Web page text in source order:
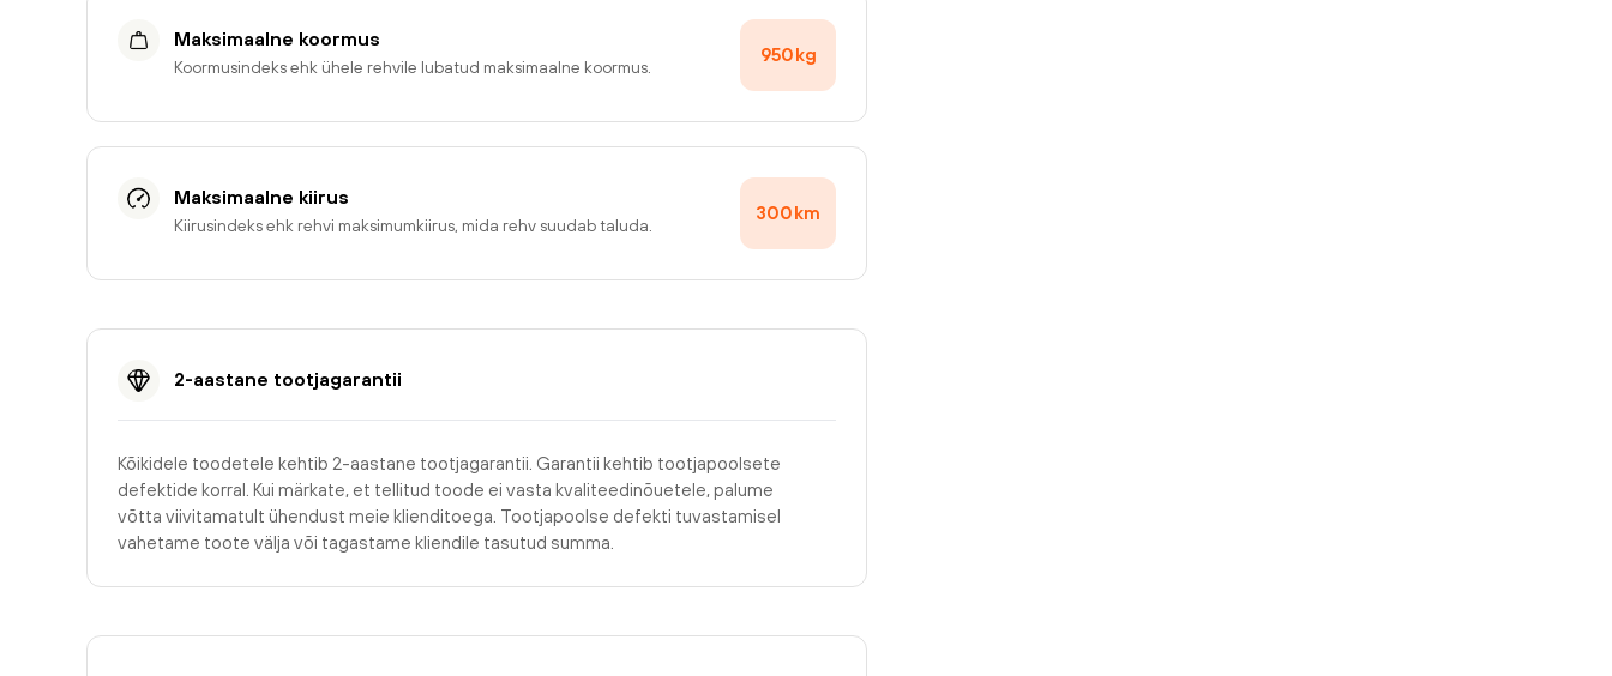
Maksimaalne koormus
Koormusindeks ehk ühele rehvile lubatud maksimaalne koormus.
950kg
Maksimaalne kiirus
Kiirusindeks ehk rehvi maksimumkiirus, mida rehv suudab taluda.
300km
2-aastane tootjagarantii
Kõikidele toodetele kehtib 2-aastane tootjagarantii. Garantii kehtib tootjapoolsete
defektide korral. Kui märkate, et tellitud toode ei vasta kvaliteedinõuetele, palume
võtta viivitamatult ühendust meie klienditoega. Tootjapoolse defekti tuvastamisel
vahetame toote välja või tagastame kliendile tasutud summa.